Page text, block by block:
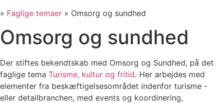
» Faglige temaer » Omsorg og sundhed
Omsorg og sundhed
Der stiftes bekendtskab med Omsorg og Sundhed, på det
faglige tema Turisme, kultur og fritid. Her arbejdes med
elementer fra beskæftigelsesområdet indenfor turisme -
eller detailbranchen, med events og koordinering,